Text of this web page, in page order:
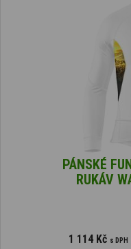
PÁNSKÉ
RUKÁV
1 114 Kč s DPH